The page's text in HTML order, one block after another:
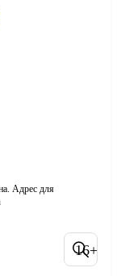
Адрес для
16+